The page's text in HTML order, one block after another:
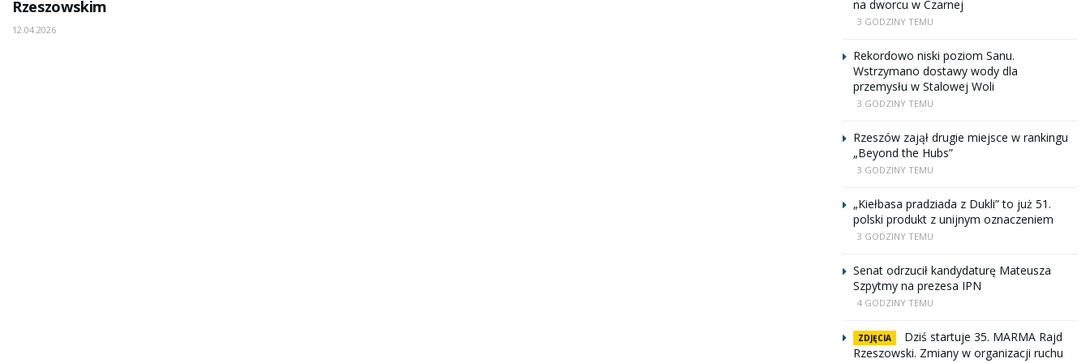
Rzeszowskim
12.04.2026
na dworcu w Czarnej
3 GODZINY TEMU
Rekordowo niski poziom Sanu.
Wstrzymano dostawy wody dla
przemysłu w Stalowej Woli
3 GODZINY TEMU
Rzeszów zajął drugie miejsce w rankingu
„Beyond the Hubs”
3 GODZINY TEMU
„Kiełbasa pradziada z Dukli” to już 51.
polski produkt z unijnym oznaczeniem
3 GODZINY TEMU
Senat odrzucił kandydaturę Mateusza
Szpytmy na prezesa IPN
4 GODZINY TEMU
ZDJĘCIA
Dziś startuje 35. MARMA Rajd
Rzeszowski. Zmiany w organizacji ruchu